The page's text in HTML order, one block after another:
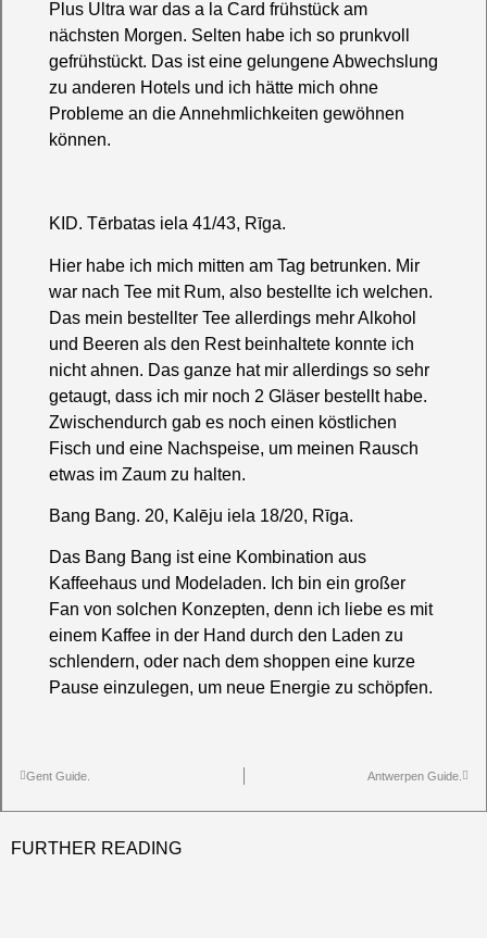
Plus Ultra war das a la Card frühstück am
nächsten Morgen. Selten habe ich so prunkvoll
gefrühstückt. Das ist eine gelungene Abwechslung
zu anderen Hotels und ich hätte mich ohne
Probleme an die Annehmlichkeiten gewöhnen
können.
KID. Tērbatas iela 41/43, Rīga.
Hier habe ich mich mitten am Tag betrunken. Mir
war nach Tee mit Rum, also bestellte ich welchen.
Das mein bestellter Tee allerdings mehr Alkohol
und Beeren als den Rest beinhaltete konnte ich
nicht ahnen. Das ganze hat mir allerdings so sehr
getaugt, dass ich mir noch 2 Gläser bestellt habe.
Zwischendurch gab es noch einen köstlichen
Fisch und eine Nachspeise, um meinen Rausch
etwas im Zaum zu halten.
Bang Bang. 20, Kalēju iela 18/20, Rīga.
Das Bang Bang ist eine Kombination aus
Kaffeehaus und Modeladen. Ich bin ein großer
Fan von solchen Konzepten, denn ich liebe es mit
einem Kaffee in der Hand durch den Laden zu
schlendern, oder nach dem shoppen eine kurze
Pause einzulegen, um neue Energie zu schöpfen.
Gent Guide. Antwerpen Guide.
FURTHER READING